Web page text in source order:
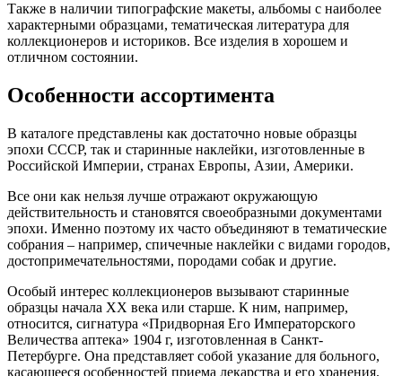
Также в наличии типографские макеты, альбомы с наиболее
характерными образцами, тематическая литература для
коллекционеров и историков. Все изделия в хорошем и
отличном состоянии.
Особенности ассортимента
В каталоге представлены как достаточно новые образцы
эпохи СССР, так и старинные наклейки, изготовленные в
Российской Империи, странах Европы, Азии, Америки.
Все они как нельзя лучше отражают окружающую
действительность и становятся своеобразными документами
эпохи. Именно поэтому их часто объединяют в тематические
собрания – например, спичечные наклейки с видами городов,
достопримечательностями, породами собак и другие.
Особый интерес коллекционеров вызывают старинные
образцы начала XX века или старше. К ним, например,
относится, сигнатура «Придворная Его Императорского
Величества аптека» 1904 г, изготовленная в Санкт-
Петербурге. Она представляет собой указание для больного,
касающееся особенностей приема лекарства и его хранения.